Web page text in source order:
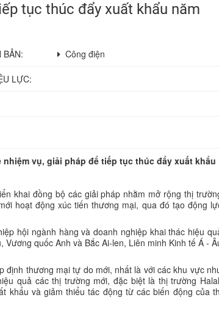
tục thúc đẩy xuất khẩu năm
BẢN: Công điện
LỰC:
vụ, giải pháp để tiếp tục thúc đẩy xuất khẩu
khai đồng bộ các giải pháp nhằm mở rộng thị
hoạt động xúc tiến thương mại, qua đó tạo động
hội ngành hàng và doanh nghiệp khai thác hiệu
quốc Anh và Bắc Ai-len, Liên minh Kinh tế Á -
định thương mại tự do mới, nhất là với các khu vực
quả các thị trường mới, đặc biệt là thị trường
khẩu và giảm thiểu tác động từ các biến động của